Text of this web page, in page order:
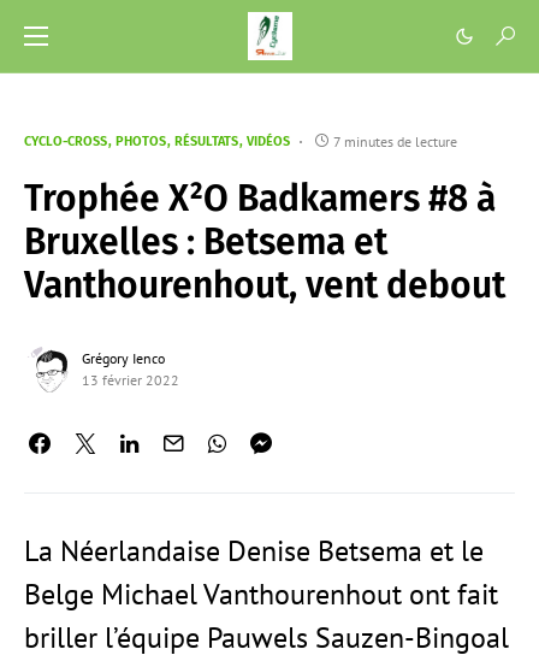
CYCLO-CROSS PHOTOS RÉSULTATS VIDÉOS 7 minutes de lecture
Trophée X²O Badkamers #8 à
Bruxelles : Betsema et
Vanthourenhout, vent debout
Grégory Ienco
13 février 2022
La Néerlandaise Denise Betsema et le
Belge Michael Vanthourenhout ont fait
briller l’équipe Pauwels Sauzen-Bingoal